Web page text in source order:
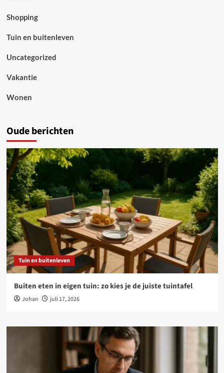
Shopping
Tuin en buitenleven
Uncategorized
Vakantie
Wonen
Oude berichten
Tuin en buitenleven
Buiten eten in eigen tuin: zo kies je de juiste tuintafel
Johan juli 17, 2026